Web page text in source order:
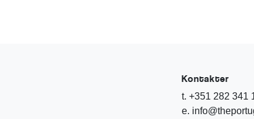
Kontakter
t. +351 282 341
e.